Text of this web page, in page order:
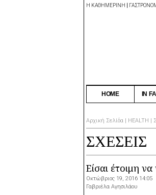
Η ΚΑΘΗΜΕΡΙΝΗ
HOME IN
Αρχική Σελίδα | HEALTH |
ΣΧΕΣΕΙΣ
Είσαι έτοιμη να
Οκτώβριος 19, 2016 14:05
Γαβριέλα Αγησιλάου